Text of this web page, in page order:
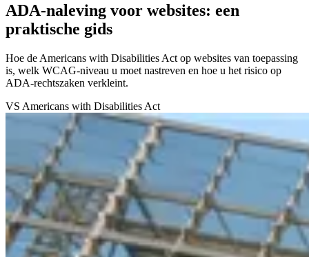
ADA-naleving voor websites: een
praktische gids
Hoe de Americans with Disabilities Act op websites van toepassing
is, welk WCAG-niveau u moet nastreven en hoe u het risico op
ADA-rechtszaken verkleint.
VS Americans with Disabilities Act